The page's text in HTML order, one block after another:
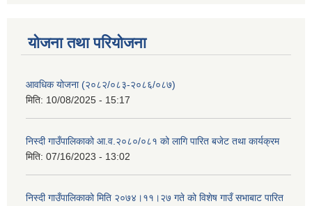
योजना तथा परियोजना
आवधिक योजना (२०८२/०८३-२०८६/०८७)
मिति: 10/08/2025 - 15:17
निस्दी गाउँपालिकाको आ.व.२०८०/०८१ को लागि पारित बजेट तथा कार्यक्रम
मिति: 07/16/2023 - 13:02
निस्दी गाउँपालिकाको मिति २०७४।११।२७ गते को विशेष गाउँ सभाबाट पारित